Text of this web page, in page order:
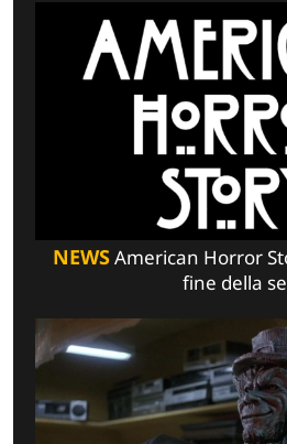
NEWSAmerican Horror
fine della